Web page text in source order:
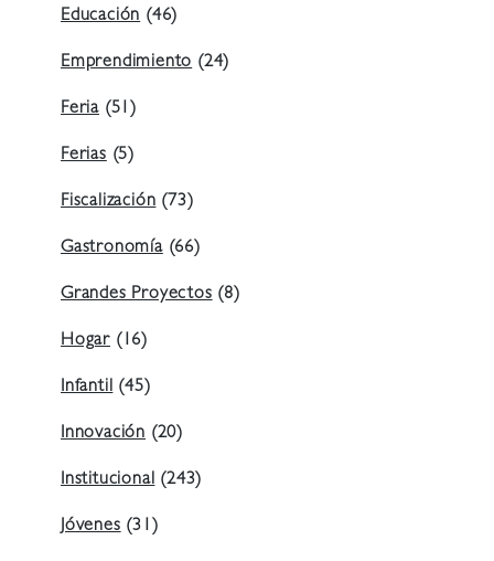
Educación(46)
Emprendimiento(24)
Feria (51)
Ferias(5)
Fiscalización(73)
Gastronomía(66)
Grandes Proyectos(8)
Hogar (16)
Infantil(45)
Innovación (20)
Institucional(243)
Jóvenes(31)